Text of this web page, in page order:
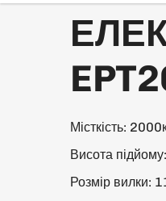
Місткість:
Висота
Розмір вилки: